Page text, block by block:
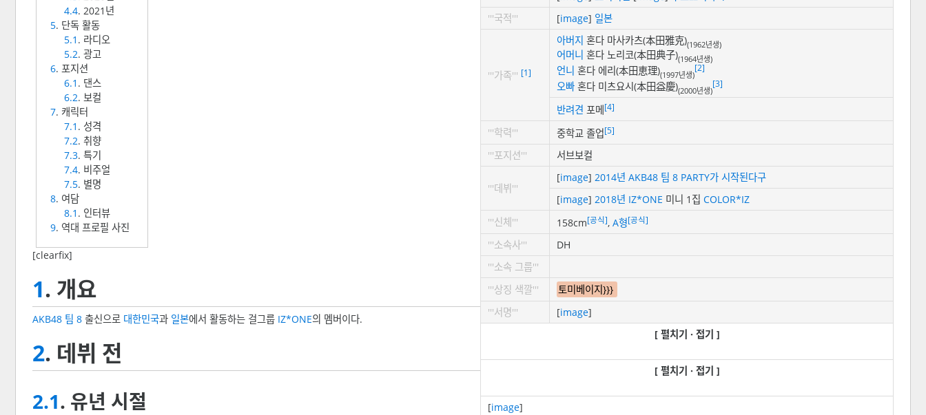
'''국적'''
[image] 일본
'''가족''' [1]
아버지 혼다 마사카츠(本田雅克)(1962년생)
어머니 혼다 노리코(本田典子)(1964년생)
언니 혼다 에리(本田恵理)(1997년생)
[2]
오빠 혼다 미츠요시(本田益慶)(2000년생)
[3]
반려견 포메 [4]
'''학력''' 중학교 졸업[5]
'''포지션''' 서브보컬
'''데뷔'''
[image] 2014년 AKB48 팀 8 PARTY가 시작된다구
[image] 2018년 IZ*ONE 미니 1집 COLOR*IZ
'''신체'''
158cm[공식], A형[공식]
'''소속사'''
DH
'''소속 그룹'''
'''상징 색깔'''
토미베이지}}}
'''서명'''
[image]
[ 펼치기 · 접기 ]
[ 펼치기 · 접기 ]
[image]
4.4. 2021년
5. 단독 활동
5.1 . 라디오
5.2. 광고
6. 포지션
6.1 . 댄스
6.2. 보컬
7. 캐릭터
7.1 . 성격
7.2. 취향
7.3. 특기
7.4. 비주얼
7.5. 별명
8. 여담
8.1 . 인터뷰
9. 역대 프로필 사진
[clearfix]
1. 개요
AKB48 팀 8 출신으로 대한민국과 일본에서 활동하는 걸그룹 IZ*ONE의 멤버이다.
2. 데뷔 전
2.1. 유년 시절